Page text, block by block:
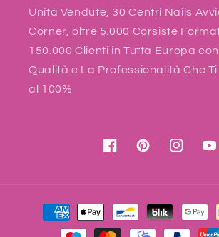
Unità Vendute, 30 Centri Nails
Corner, oltre 5.000 Corsiste
150.000 Clienti in Tutta Europa
Qualità e La Professionalità Che
al 100%
FacebookPinterestInstagram
Payment
methods